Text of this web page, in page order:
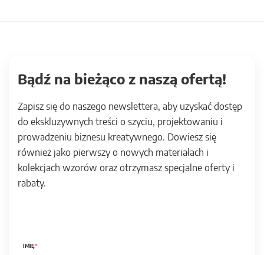
Bądź na bieżąco z naszą ofertą!
Zapisz się do naszego newslettera, aby uzyskać dostęp
do ekskluzywnych treści o szyciu, projektowaniu i
prowadzeniu biznesu kreatywnego. Dowiesz się
również jako pierwszy o nowych materiałach i
kolekcjach wzorów oraz otrzymasz specjalne oferty i
rabaty.
IMIĘ